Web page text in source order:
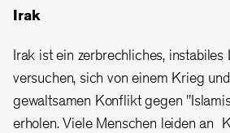
Irak
Irak ist ein zerbrechliches, instabiles
versuchen, sich von einem Krieg
gewaltsamen Konflikt gegen
erholen. Viele Menschen leiden an